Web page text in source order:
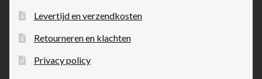
Levertijd en verzendkosten
Retourneren en klachten
Privacy policy